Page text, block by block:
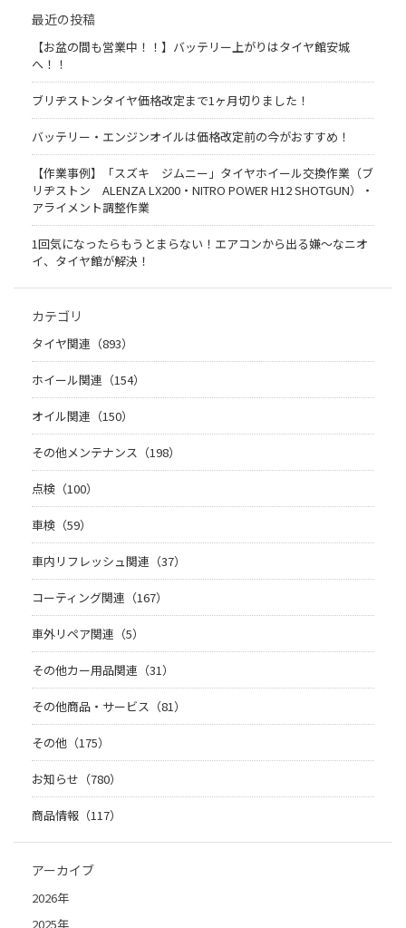
最近の投稿
【お盆の間も営業中！！】バッテリー上がりはタイヤ館安城
へ！！
ブリヂストンタイヤ価格改定まで1ヶ月切りました！
バッテリー・エンジンオイルは価格改定前の今がおすすめ！
【作業事例】「スズキ ジムニー」タイヤホイール交換作業（ブ
リヂストン ALENZA LX200・NITRO POWER H12 SHOTGUN）・
アライメント調整作業
1回気になったらもうとまらない！エアコンから出る嫌〜なニオ
イ、タイヤ館が解決！
カテゴリ
タイヤ関連（893）
ホイール関連（154）
オイル関連（150）
その他メンテナンス（198）
点検（100）
車検（59）
車内リフレッシュ関連（37）
コーティング関連（167）
車外リペア関連（5）
その他カー用品関連（31）
その他商品・サービス（81）
その他（175）
お知らせ（780）
商品情報（117）
アーカイブ
2026年
2025年